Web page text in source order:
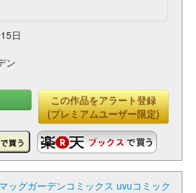
日
ン
この作品をアラート登録
(プレミアムユーザー限定)
ッグガーデンコミックス uvuコミック